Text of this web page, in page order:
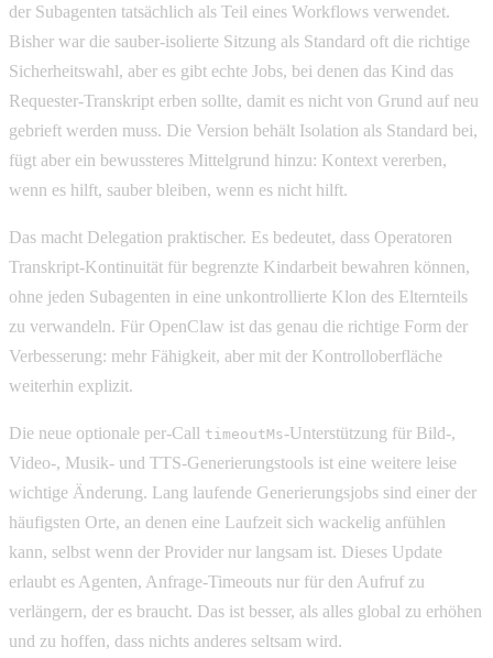
der Subagenten tatsächlich als Teil eines Workflows verwendet.
Bisher war die sauber-isolierte Sitzung als Standard oft die richtige
Sicherheitswahl, aber es gibt echte Jobs, bei denen das Kind das
Requester-Transkript erben sollte, damit es nicht von Grund auf neu
gebrieft werden muss. Die Version behält Isolation als Standard bei,
fügt aber ein bewussteres Mittelgrund hinzu: Kontext vererben,
wenn es hilft, sauber bleiben, wenn es nicht hilft.
Das macht Delegation praktischer. Es bedeutet, dass Operatoren
Transkript-Kontinuität für begrenzte Kindarbeit bewahren können,
ohne jeden Subagenten in eine unkontrollierte Klon des Elternteils
zu verwandeln. Für OpenClaw ist das genau die richtige Form der
Verbesserung: mehr Fähigkeit, aber mit der Kontrolloberfläche
weiterhin explizit.
Die neue optionale per-Call timeoutMs-Unterstützung für Bild-,
Video-, Musik- und TTS-Generierungstools ist eine weitere leise
wichtige Änderung. Lang laufende Generierungsjobs sind einer der
häufigsten Orte, an denen eine Laufzeit sich wackelig anfühlen
kann, selbst wenn der Provider nur langsam ist. Dieses Update
erlaubt es Agenten, Anfrage-Timeouts nur für den Aufruf zu
verlängern, der es braucht. Das ist besser, als alles global zu erhöhen
und zu hoffen, dass nichts anderes seltsam wird.